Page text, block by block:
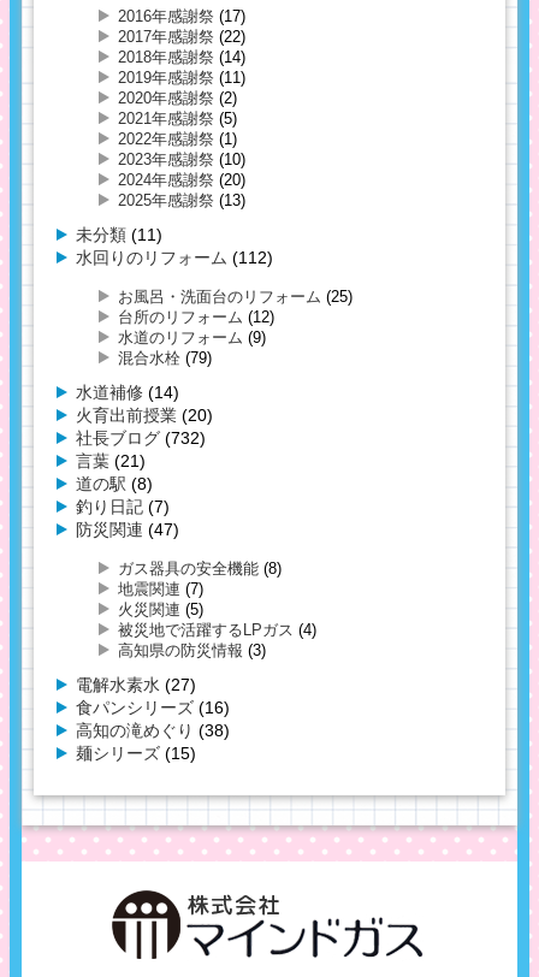
2016年感謝祭 (17)
2017年感謝祭 (22)
2018年感謝祭 (14)
2019年感謝祭 (11)
2020年感謝祭 (2)
2021年感謝祭 (5)
2022年感謝祭 (1)
2023年感謝祭 (10)
2024年感謝祭 (20)
2025年感謝祭 (13)
未分類 (11)
水回りのリフォーム (112)
お風呂・洗面台のリフォーム (25)
台所のリフォーム (12)
水道のリフォーム (9)
混合水栓 (79)
水道補修 (14)
火育出前授業 (20)
社長ブログ (732)
言葉 (21)
道の駅 (8)
釣り日記 (7)
防災関連 (47)
ガス器具の安全機能 (8)
地震関連 (7)
火災関連 (5)
被災地で活躍するLPガス (4)
高知県の防災情報 (3)
電解水素水 (27)
食パンシリーズ (16)
高知の滝めぐり (38)
麺シリーズ (15)